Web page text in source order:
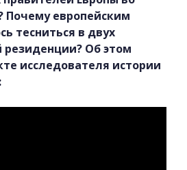
Почему европейским
тесниться в двух
резиденции? Об этом
исследователя истории